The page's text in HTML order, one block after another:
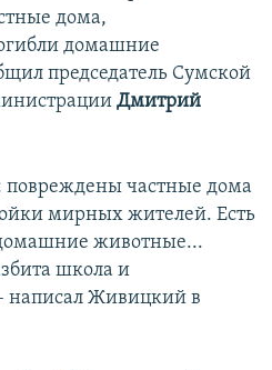
дома,
домашние
председатель Сумской
Дмитрий
повреждены частные дома
мирных жителей. Есть
животные...
школа и
написал Живицкий в